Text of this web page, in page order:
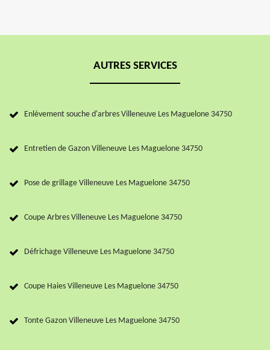
AUTRES SERVICES
Enlèvement souche d'arbres Villeneuve Les Maguelone 34750
Entretien de Gazon Villeneuve Les Maguelone 34750
Pose de grillage Villeneuve Les Maguelone 34750
Coupe Arbres Villeneuve Les Maguelone 34750
Défrichage Villeneuve Les Maguelone 34750
Coupe Haies Villeneuve Les Maguelone 34750
Tonte Gazon Villeneuve Les Maguelone 34750